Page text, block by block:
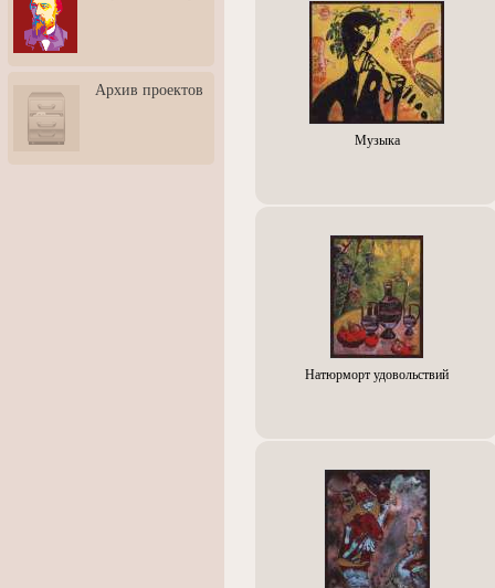
3: Обусловленности
человека и их влияние на
карьеру
скульптором Дмитрием
Тугариновым
АртБульвар в День города
Архив проектов
Музыка
Натюрморт удовольствий